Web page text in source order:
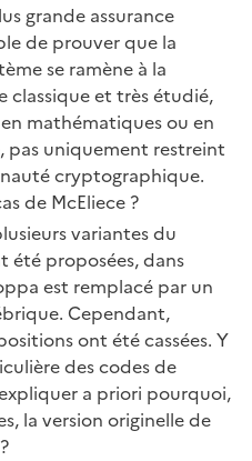
grande assurance
de prouver que la
se ramène à la
et très étudié,
mathématiques ou en
uniquement restreint
cryptographique.
de McEliece ?
variantes du
été proposées, dans
est remplacé par un
Cependant,
ont été cassées. Y
des codes de
a priori pourquoi,
la version originelle de